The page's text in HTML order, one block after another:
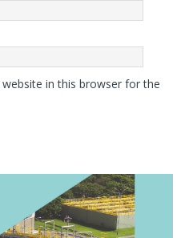
in this browser for the